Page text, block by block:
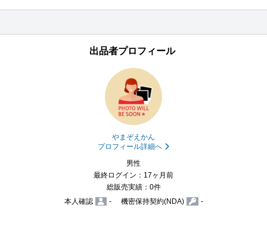
出品者プロフィール
やまぞえかん
プロフィール詳細へ
男性
最終ログイン：17ヶ月前
総販売実績：0件
本人確認
- 機密保持契約(NDA) -